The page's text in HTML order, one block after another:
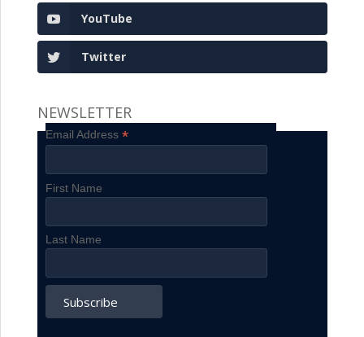
YouTube
Twitter
NEWSLETTER
Email Address*
First Name
Last Name